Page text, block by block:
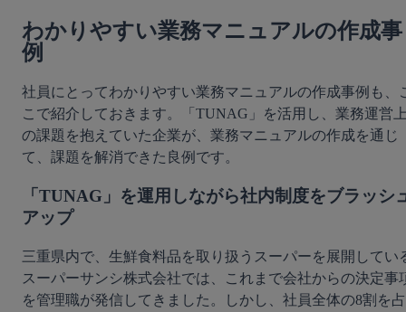
わかりやすい業務マニュアルの作成事
例
社員にとってわかりやすい業務マニュアルの作成事例も、
こで紹介しておきます。「TUNAG」を活用し、業務運営
の課題を抱えていた企業が、業務マニュアルの作成を通じ
て、課題を解消できた良例です。
「TUNAG」を運用しながら社内制度をブラッシ
アップ
三重県内で、生鮮食料品を取り扱うスーパーを展開してい
スーパーサンシ株式会社では、これまで会社からの決定事
を管理職が発信してきました。しかし、社員全体の8割を占